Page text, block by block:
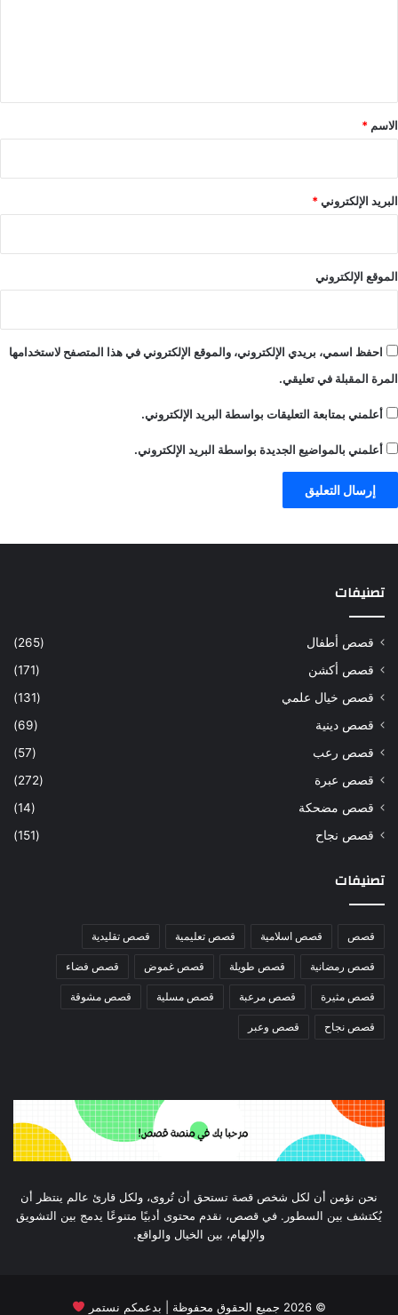
*
الاسم *
البريد الإلكتروني*
الموقع الإلكتروني
احفظ اسمي، بريدي الإلكتروني، والموقع الإلكتروني في هذا المتصفح لاستخدامها
المرة المقبلة في تعليقي.
أعلمني بمتابعة التعليقات بواسطة البريد الإلكتروني.
أعلمني بالمواضيع الجديدة بواسطة البريد الإلكتروني.
تصنيفات
قصص أطفال
(265)
قصص أكشن
(171)
قصص خيال علمي
(131)
قصص دينية
(69)
قصص رعب
(57)
قصص عبرة
(272)
قصص مضحكة
(14)
قصص نجاح
(151)
تصنيفات
قصص قصص اسلامية قصص تعليمية قصص تقليدية
قصص رمضانية قصص طويلة قصص غموض قصص فضاء
قصص مثيرة قصص مرعبة قصص مسلية قصص مشوقة
قصص نجاح قصص وعبر
نحن نؤمن أن لكل شخص قصة تستحق أن تُروى، ولكل قارئ عالم ينتظر أن
يُكتشف بين السطور. في قصص، نقدم محتوى أدبيًا متنوعًا يدمج بين التشويق
والإلهام، بين الخيال والواقع.
©
2026 جميع الحقوق محفوظة | بدعمكم نستمر